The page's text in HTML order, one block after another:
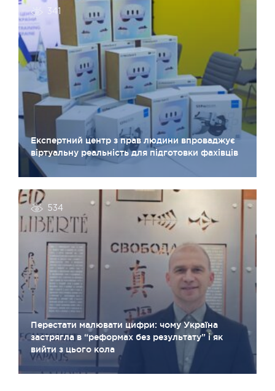
Експертний центр з прав людини впроваджує
віртуальну реальність для підготовки фахівців
341
Перестати малювати цифри: чому Україна
застрягла в “реформах без результату” і як
вийти з цього кола
534